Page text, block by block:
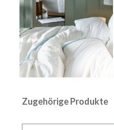
Produktgalerie überspringen
Zugehörige Produkte